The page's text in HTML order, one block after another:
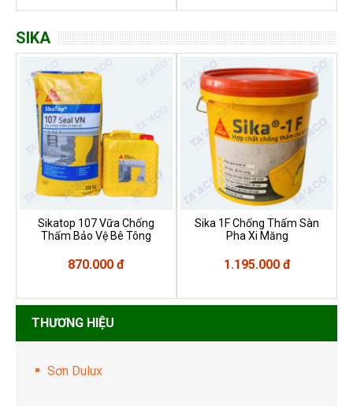
SIKA
Sikatop 107 Vữa Chống
Thấm Bảo Vệ Bê Tông
870.000 đ
Sika 1F Chống Thấm Sàn
Pha Xi Măng
1.195.000 đ
THƯƠNG HIỆU
Sơn Dulux